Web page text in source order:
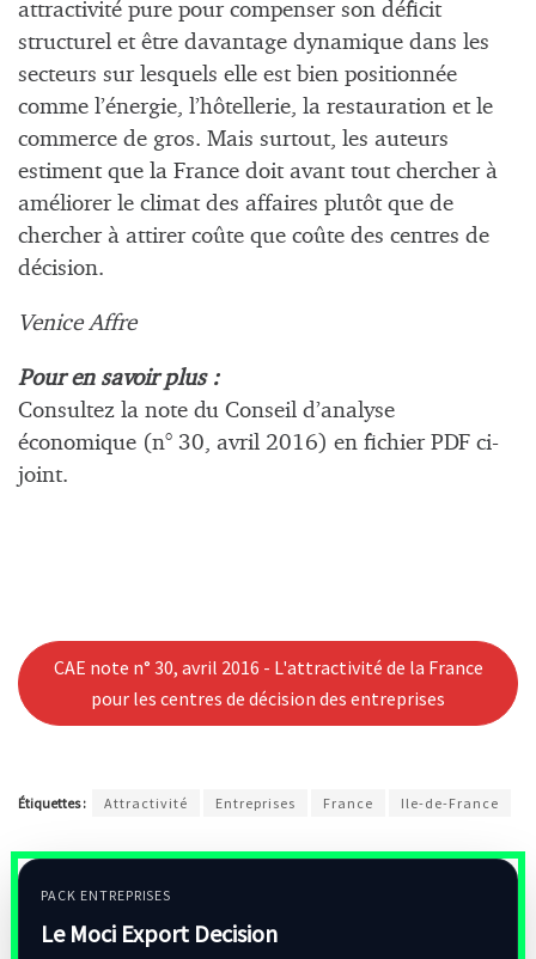
attractivité pure pour compenser son déficit
structurel et être davantage dynamique dans les
secteurs sur lesquels elle est bien positionnée
comme l’énergie, l’hôtellerie, la restauration et le
commerce de gros. Mais surtout, les auteurs
estiment que la France doit avant tout chercher à
améliorer le climat des affaires plutôt que de
chercher à attirer coûte que coûte des centres de
décision.
Venice Affre
Pour en savoir plus :
Consultez la note du Conseil d’analyse
économique (n° 30, avril 2016) en fichier PDF ci-
joint.
CAE note n° 30, avril 2016 - L'attractivité de la France
pour les centres de décision des entreprises
Étiquettes : Attractivité Entreprises France Ile-de-France
PACK ENTREPRISES
Le Moci Export Decision